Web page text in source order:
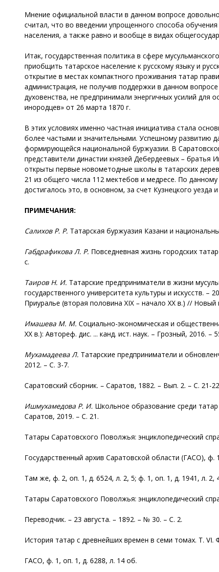
Мнение официальной власти в данном вопросе
считал, что во введении упрощенного способа
населения, а также равно и вообще в видах
Итак, государственная политика в сфере
приобщить татарское население к русскому языку и
открытие в местах компактного проживания татар
администрация, не получив поддержки в данном
духовенства, не предпринимали энергичных усилий
инородцев» от 26 марта 1870 г.
В этих условиях именно частная инициатива стала
более частыми и значительными. Успешному развитию
формирующейся национальной буржуазии. В
представители династии князей Дебердеевых –
открыты первые новометодные школы в татарских
21 из общего числа 112 мектебов и медресе. По
достигалось это, в основном, за счет Кузнецкого
ПРИМЕЧАНИЯ:
Салихов Р. Р. Татарская буржуазия Казани и
Габдрафикова Л. Р. Повседневная жизнь городских
с.
Таиров Н. И. Татарские предприниматели в жизни
государственного университета культуры и искусств. –
Приуралье (вторая половина XIX – начало XX в.) //
Имашева М. М. Социально-экономическая и
XX в.): Автореф. дис. ... канд. ист. наук. – Грозный, 2016. –
Мухамадеева Л. Татарские предприниматели и
2012. – С. 3-7.
Саратовский сборник. – Саратов, 1882. – Вып. 2. – С. 21-
Ишмухамедова Р. И. Школьное образование среди татар
Саратов, 2019. – С. 21.
Татары Саратовского Поволжья: энциклопедический
Государственный архив Саратовской области (ГАСО), ф.
Там же, ф. 2, оп. 1, д. 6524, л. 2, 5; ф. 1, оп. 1, д. 1941, л. 2,
Татары Саратовского Поволжья: энциклопедический
Переводчик. – 23 августа. – 1892. – № 30. – С. 2.
История татар с древнейших времен в семи томах. Т. VI.
ГАСО, ф. 1, оп. 1, д. 6288, л. 14 об.